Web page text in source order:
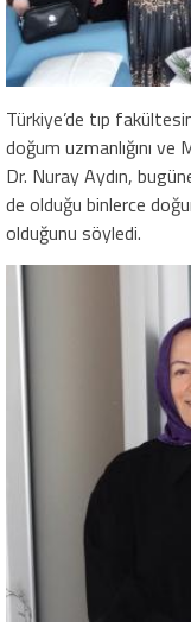
Türkiye’de tıp
doğum uzmanlığını ve
Dr. Nuray Aydın,
de olduğu binlerce
olduğunu söyledi.